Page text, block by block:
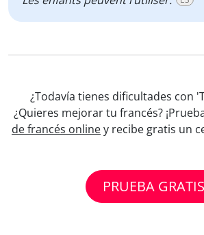
¿Todavía tienes dificultades con
¿Quieres mejorar tu francés?
de francés onliney recibe gratis un
PRUEBA GRATIS